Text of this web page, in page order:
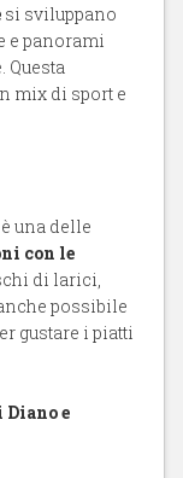
si sviluppano
e panorami
Questa
mix di sport e
una delle
con le
di larici,
possibile
gustare i piatti
e